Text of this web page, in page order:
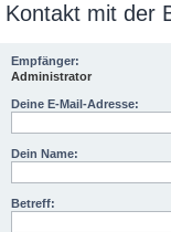
Kontakt mit der
Empfänger:
Administrator
Deine E-Mail-Adresse:
Dein Name:
Betreff: